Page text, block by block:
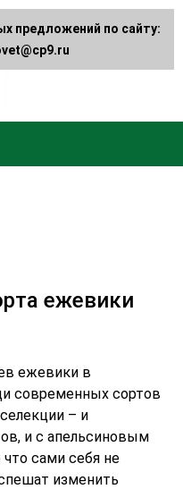
ежевики
ежевики в
современных сортов
– и
и с апельсиновым
сами себя не
изменить
предложений по сайту: